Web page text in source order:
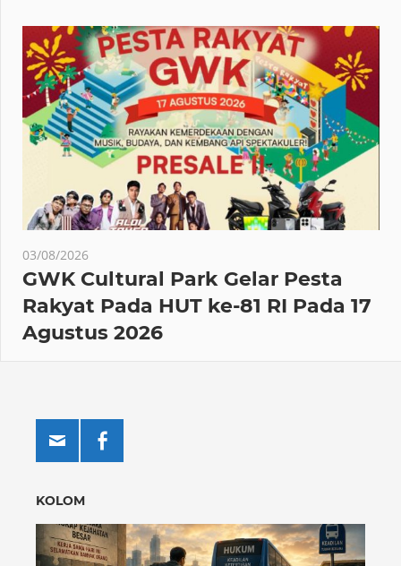
03/08/2026
GWK Cultural Park Gelar Pesta
Rakyat Pada HUT ke-81 RI Pada 17
Agustus 2026
KOLOM